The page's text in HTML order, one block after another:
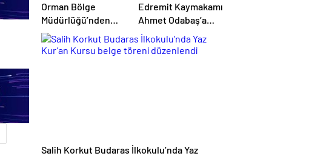
Orman Bölge
Müdürlüğü’nden
hayati uyarı
Edremit Kaymakamı
Ahmet Odabaş’a
vefa gecesi
Salih Korkut Budaras İlkokulu’nda Yaz